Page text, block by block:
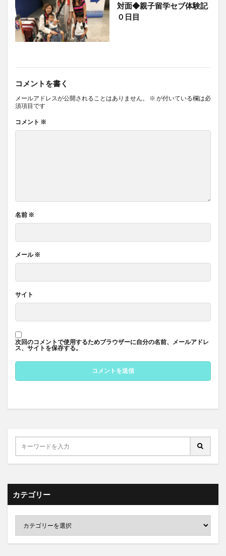
対面◆親子留学セブ体験記
０日目
コメントを書く
メールアドレスが公開されることはありません。 ※ が付いている欄は必
須項目です
コメント ※
名前 ※
メール※
サイト
次回のコメントで使用するためブラウザーに自分の名前、メールアドレ
ス、サイトを保存する。
カテゴリー